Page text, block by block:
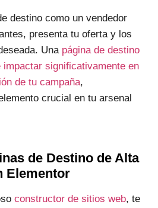
destino como un vendedor
presenta tu oferta y los
Una página de destino
impactar significativamente en
de tu campaña,
crucial en tu arsenal
de Destino de Alta
Elementor
constructor de sitios web, te